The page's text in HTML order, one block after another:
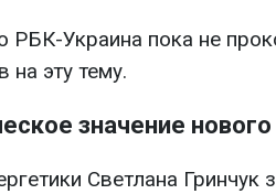
РБК-Украина пока не
на эту тему.
значение
Светлана Гринчук